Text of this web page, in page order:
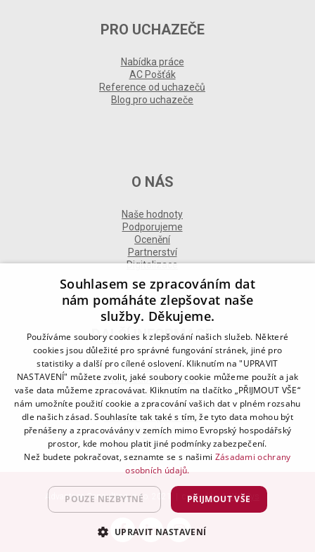
PRO UCHAZEČE
Nabídka práce
AC Pošťák
Reference od uchazečů
Blog pro uchazeče
O NÁS
Naše hodnoty
Podporujeme
Ocenění
Partnerství
Digitalizace
DALŠÍ INFORMACE
Kontakt
Naše odborné divize
Naše pobočky
Zásady zpracování osobních údajů
Všeobecné podmínky
Kodex chování
Blog
Advantage Consulting, s.r.o. 2021 | created byA-WebSys
Souhlasem se zpracováním dat
nám pomáháte zlepšovat naše
služby. Děkujeme.
Používáme soubory cookies k zlepšování našich služeb. Některé
cookies jsou důležité pro správné fungování stránek, jiné pro
statistiky a další pro cílené oslovení. Kliknutím na "UPRAVIT
NASTAVENÍ" můžete zvolit, jaké soubory cookie můžeme použít a jak
vaše data můžeme zpracovávat. Kliknutím na tlačítko „PŘIJMOUT VŠE“
nám umožníte použití cookie a zpracování vašich dat v plném rozsahu
dle našich zásad. Souhlasíte tak také s tím, že tyto data mohou být
přenášeny a zpracovávány v zemích mimo Evropský hospodářský
prostor, kde mohou platit jiné podmínky zabezpečení.
Než budete pokračovat, seznamte se s našimi Zásadami ochrany
osobních údajů.
PŘIJMOUT VŠE
POUZE NEZBYTNÉ
UPRAVIT NASTAVENÍ